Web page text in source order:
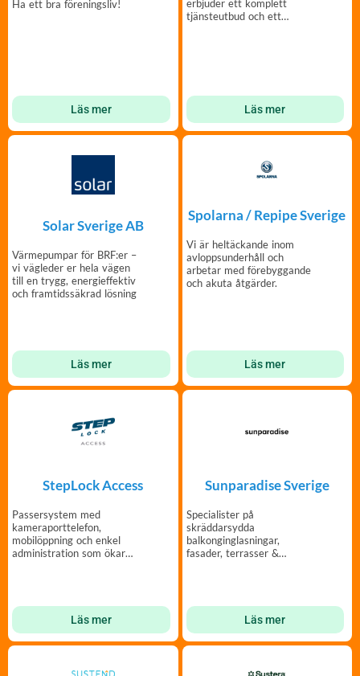
Ha ett bra föreningsliv!
Läs mer
erbjuder ett komplett
tjänsteutbud och ett
Läs mer
Solar Sverige AB
Värmepumpar för BRF:er –
vi vägleder er hela vägen
till en trygg, energieffektiv
och framtidssäkrad lösning
Läs mer
Spolarna / Repipe Sverige
Vi är heltäckande inom
avloppsunderhåll och
arbetar med förebyggande
och akuta åtgärder.
Läs mer
StepLock Access
Passersystem med
kameraporttelefon,
mobilöppning och enkel
administration som ökar
Läs mer
Sunparadise Sverige
Specialister på
skräddarsydda
balkonginglasningar,
fasader, terrasser &
Läs mer